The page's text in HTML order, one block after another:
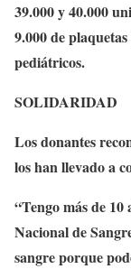
39.000 y 40.000
9.000 de
pediátricos.
SOLIDARIDAD
Los donantes
los han llevado a
“Tengo más de
Nacional de
sangre porque